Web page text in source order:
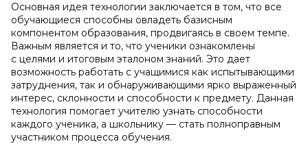
Основная идея технологии заключается в том, что все
обучающиеся способны овладеть базисным
компонентом образования, продвигаясь в своем темпе.
Важным является и то, что ученики ознакомлены
с целями и итоговым эталоном знаний. Это дает
возможность работать с учащимися как испытывающими
затруднения, так и обнаруживающими ярко выраженный
интерес, склонности и способности к предмету. Данная
технология помогает учителю узнать способности
каждого ученика, а школьнику — стать полноправным
участником процесса обучения.